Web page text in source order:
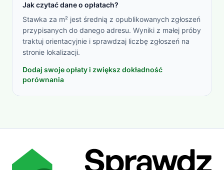
Jak czytać dane o opłatach?
Stawka za m² jest średnią z opublikowanych zgłoszeń
przypisanych do danego adresu. Wyniki z małej próby
traktuj orientacyjnie i sprawdzaj liczbę zgłoszeń na
stronie lokalizacji.
Dodaj swoje opłaty i zwiększ dokładność
porównania